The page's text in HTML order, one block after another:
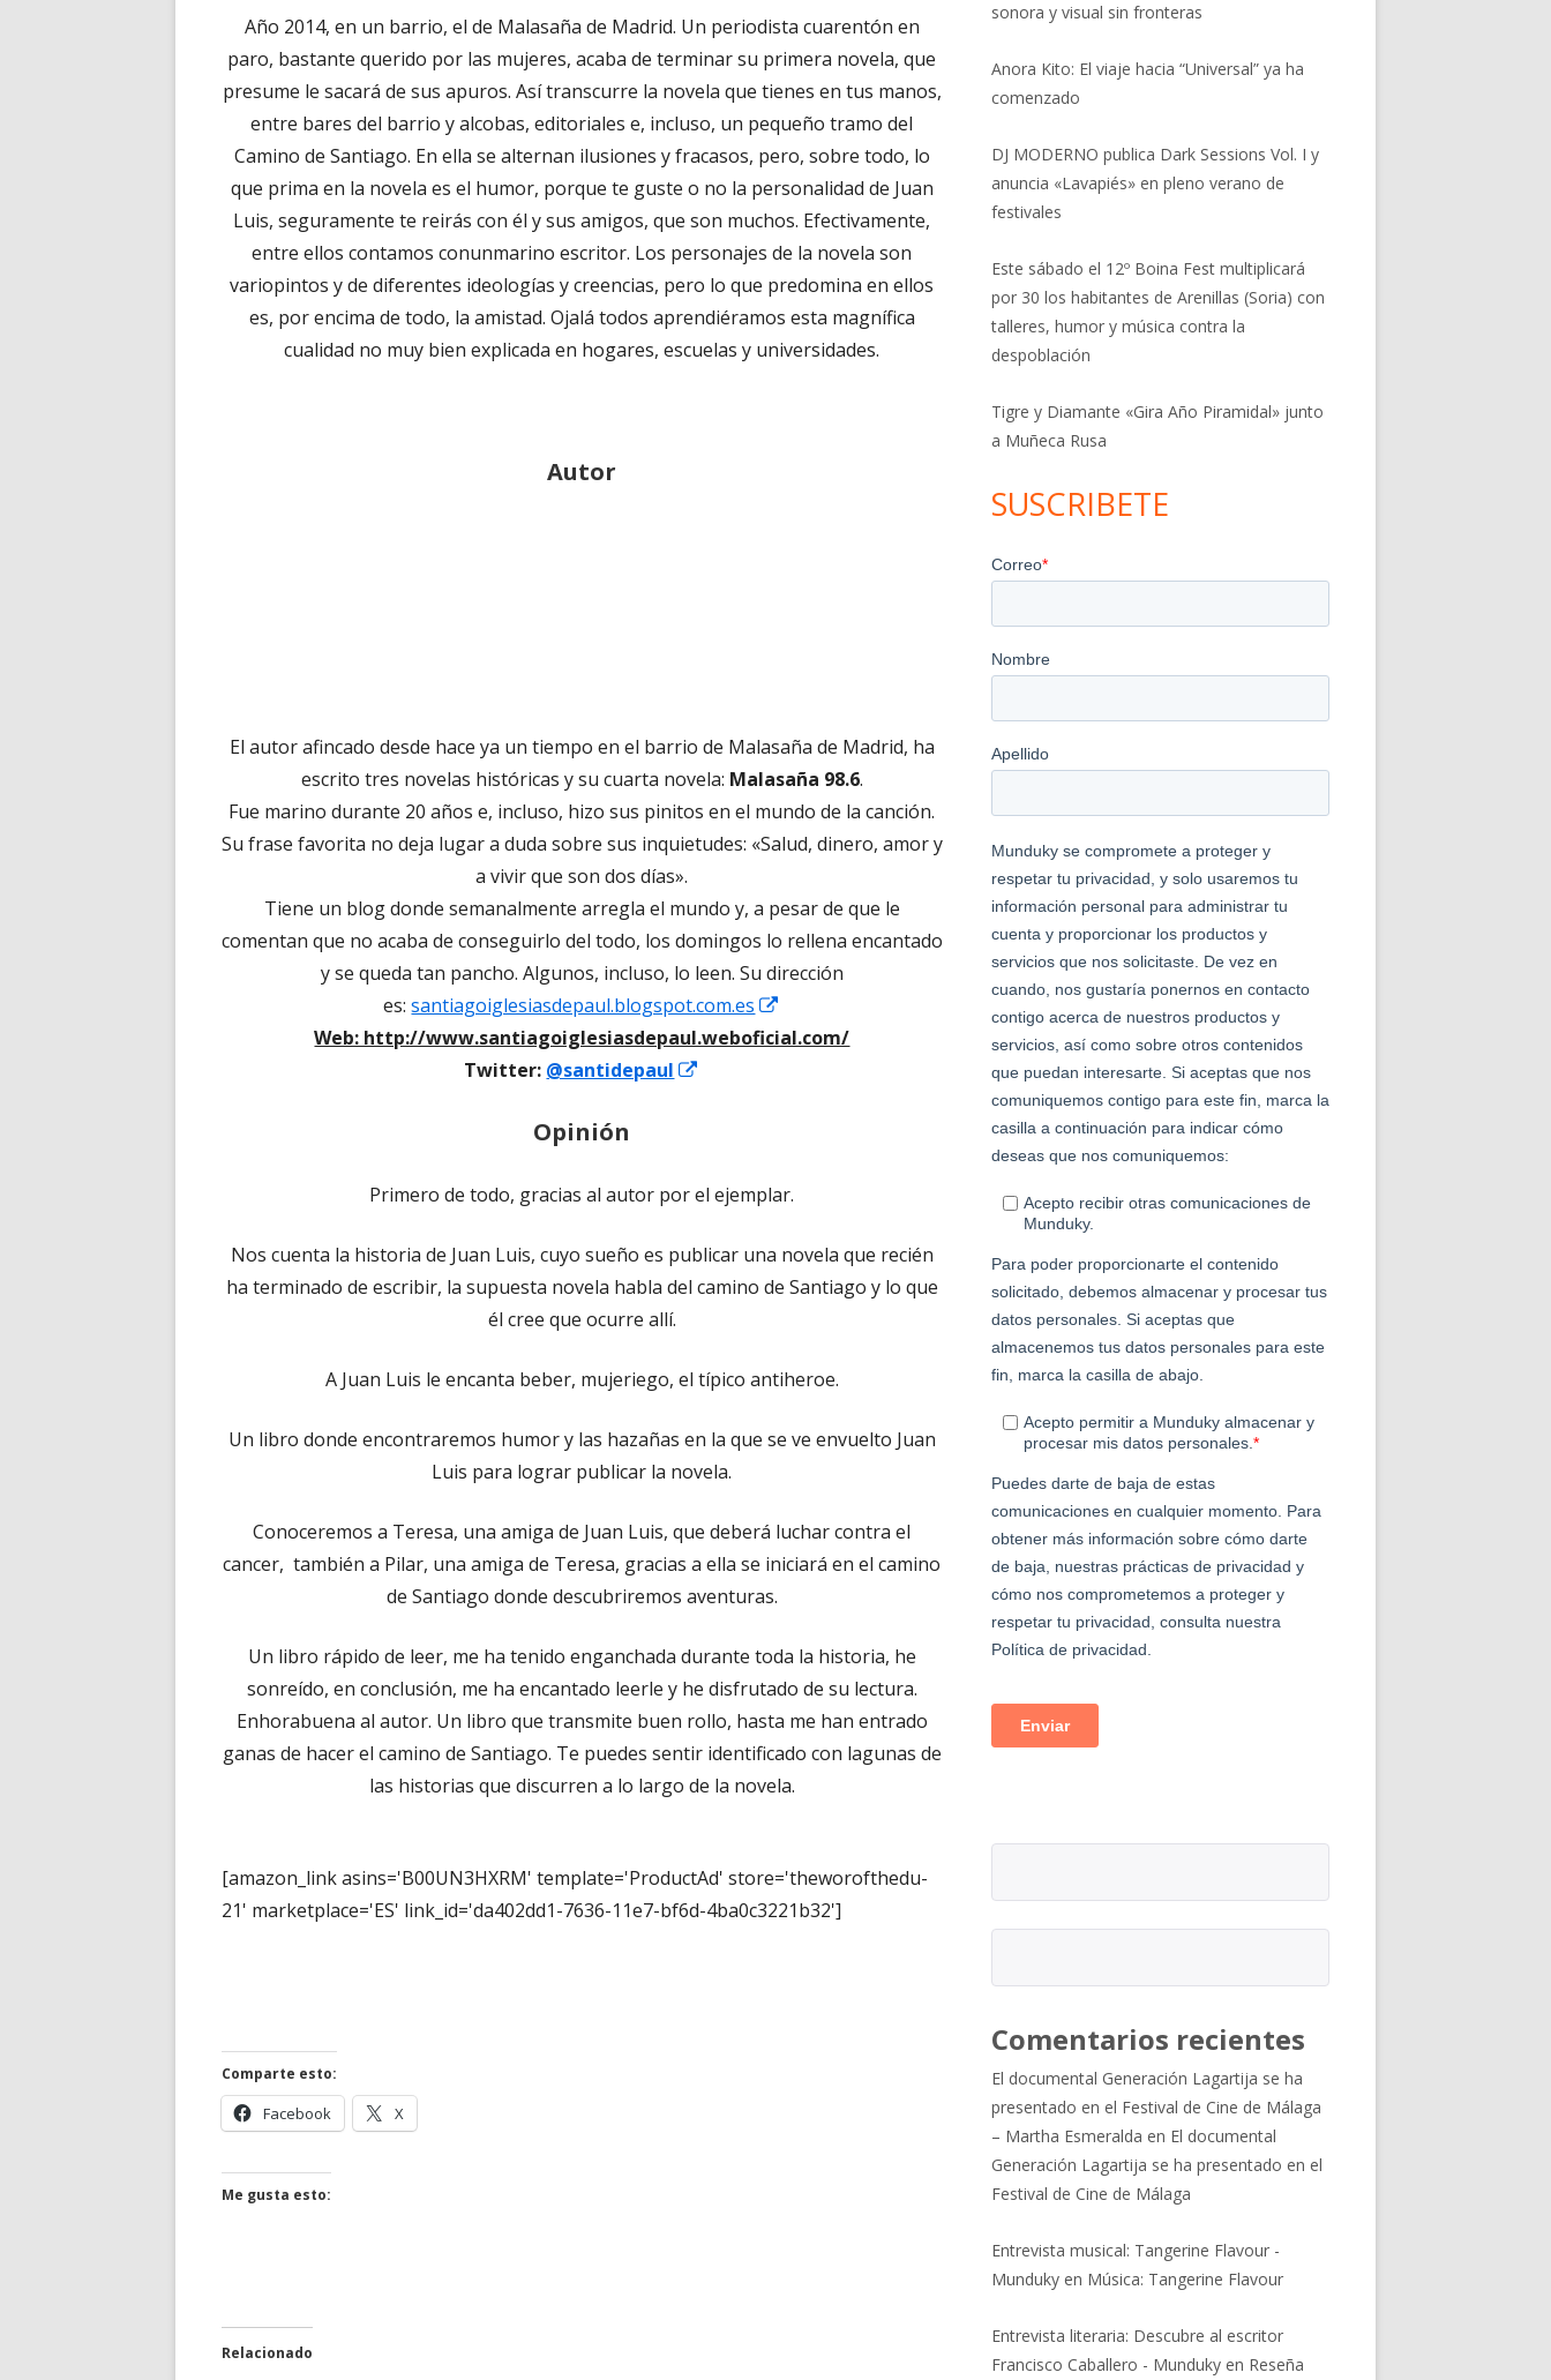
Año 2014, en un barrio, el de Malasaña de Madrid. Un periodista cuarentón en
paro, bastante querido por las mujeres, acaba de terminar su primera novela, que
presume le sacará de sus apuros. Así transcurre la novela que tienes en tus manos,
entre bares del barrio y alcobas, editoriales e, incluso, un pequeño tramo del
Camino de Santiago. En ella se alternan ilusiones y fracasos, pero, sobre todo, lo
que prima en la novela es el humor, porque te guste o no la personalidad de Juan
Luis, seguramente te reirás con él y sus amigos, que son muchos. Efectivamente,
entre ellos contamos conunmarino escritor. Los personajes de la novela son
variopintos y de diferentes ideologías y creencias, pero lo que predomina en ellos
es, por encima de todo, la amistad. Ojalá todos aprendiéramos esta magnífica
cualidad no muy bien explicada en hogares, escuelas y universidades.
Autor
El autor afincado desde hace ya un tiempo en el barrio de Malasaña de Madrid, ha
escrito tres novelas históricas y su cuarta novela: Malasaña 98.6.
Fue marino durante 20 años e, incluso, hizo sus pinitos en el mundo de la canción.
Su frase favorita no deja lugar a duda sobre sus inquietudes: «Salud, dinero, amor y
a vivir que son dos días».
Tiene un blog donde semanalmente arregla el mundo y, a pesar de que le
comentan que no acaba de conseguirlo del todo, los domingos lo rellena encantado
y se queda tan pancho. Algunos, incluso, lo leen. Su dirección
es:santiagoiglesiasdepaul.blogspot.com.es
en
Web: http://www.santiagoiglesiasdepaul.weboficial.com/
Twitter: @santidepaul
nueva
Opinión
Primero de todo, gracias al autor por el ejemplar.
Nos cuenta la historia de Juan Luis, cuyo sueño es publicar una novela que recién
ha terminado de escribir, la supuesta novela habla del camino de Santiago y lo que
él cree que ocurre allí.
A Juan Luis le encanta beber, mujeriego, el típico antiheroe.
Un libro donde encontraremos humor y las hazañas en la que se ve envuelto Juan
Luis para lograr publicar la novela.
Conoceremos a Teresa, una amiga de Juan Luis, que deberá luchar contra el
cancer, también a Pilar, una amiga de Teresa, gracias a ella se iniciará en el camino
de Santiago donde descubriremos aventuras.
Un libro rápido de leer, me ha tenido enganchada durante toda la historia, he
sonreído, en conclusión, me ha encantado leerle y he disfrutado de su lectura.
Enhorabuena al autor. Un libro que transmite buen rollo, hasta me han entrado
ganas de hacer el camino de Santiago. Te puedes sentir identificado con lagunas de
las historias que discurren a lo largo de la novela.
[amazon_link asins='B00UN3HXRM' template='ProductAd' store='theworofthedu-
21' marketplace='ES' link_id='da402dd1-7636-11e7-bf6d-4ba0c3221b32']
Comparte esto:
Facebook
Abrir
en
X
en
Me gusta esto:
Relacionado
sonora y visual sin fronteras
Anora Kito: El viaje hacia “Universal” ya ha
comenzado
DJ MODERNO publica Dark Sessions Vol. I y
anuncia «Lavapiés» en pleno verano de
festivales
Este sábado el 12º Boina Fest multiplicará
por 30 los habitantes de Arenillas (Soria) con
talleres, humor y música contra la
despoblación
Tigre y Diamante «Gira Año Piramidal» junto
a Muñeca Rusa
SUSCRIBETE
Comentarios recientes
El documental Generación Lagartija se ha
presentado en el Festival de Cine de Málaga
– Martha Esmeralda en El documental
Generación Lagartija se ha presentado en el
Festival de Cine de Málaga
Entrevista musical: Tangerine Flavour -
Munduky en Música: Tangerine Flavour
Entrevista literaria: Descubre al escritor
Francisco Caballero - Munduky en Reseña